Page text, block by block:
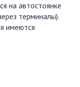
на автостоянке
терминалы).
имеются